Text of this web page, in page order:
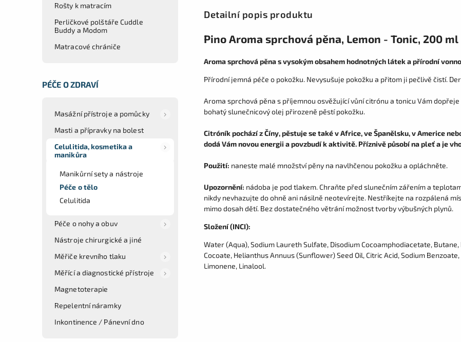
Rošty k matracím
Perličkové polštáře Cuddle
Buddy a Modom
Matracové chrániče
PÉČE O ZDRAVÍ
Masážní přístroje a pomůcky
Masti a přípravky na bolest
Celulitida, kosmetika a
manikůra
Manikůrní sety a nástroje
Péče o tělo
Celulitida
Péče o nohy a obuv
Nástroje chirurgické a jiné
Měřiče krevního tlaku
Měřící a diagnostické přístroje
Magnetoterapie
Repelentní náramky
Inkontinence / Pánevní dno
Detailní popis produktu
Pino Aroma sprchová pěna, Lemon - Tonic, 200 ml
Aroma sprchová pěna s vysokým obsahem hodnotných látek a přírodní
Přírodní jemná péče o pokožku. Nevysušuje pokožku a přitom ji pečlivě čistí.
Aroma sprchová pěna s příjemnou osvěžující vůní citrónu a tonicu Vám
bohatý slunečnicový olej přirozeně pěstí pokožku.
Citróník pochází z Číny, pěstuje se také v Africe, ve Španělsku, v Americe
dodá Vám novou energii a povzbudí k aktivitě. Příznivě působí na pleť a je
Použití: naneste malé množství pěny na navlhčenou pokožku a opláchněte.
Upozornění: nádoba je pod tlakem. Chraňte před slunečním zářením a
nikdy nevhazujte do ohně ani násilně neotevírejte. Nestříkejte na rozpálená
mimo dosah dětí. Bez dostatečného větrání možnost tvorby výbušných plynů.
Složení (INCI):
Water (Aqua), Sodium Laureth Sulfate, Disodium Cocoamphodiacetate,
Cocoate, Helianthus Annuus (Sunflower) Seed Oil, Citric Acid, Sodium
Limonene, Linalool.